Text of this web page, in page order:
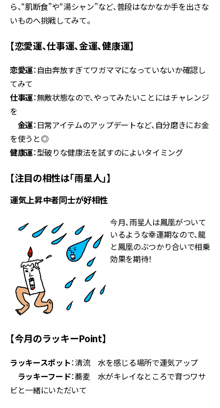
ら、“肌断食”や“湯シャン”など、普段はなかなか手を出さな
いものへ挑戦してみて。
【恋愛運、仕事運、金運、健康運】
恋愛運：自由奔放すぎてワガママになっていないか確認し
てみて
仕事運：無敵状態なので、やってみたいことにはチャレンジ
を
金運：日常アイテムのアップデートなど、自分磨きにお金
を使うと◎
健康運：型破りな健康法を試すのによいタイミング
【注目の相性は「雨星人」】
運気上昇中者同士が好相性
今月、雨星人は鳳凰がついて
いるような幸運期なので、龍
と鳳凰のぶつかり合いで相乗
効果を期待！
【今月のラッキーPoint】
ラッキースポット：清流 水を感じる場所で運気アップ
ラッキーフード：蕎麦 水がキレイなところで育つワサ
ビと一緒にいただいて